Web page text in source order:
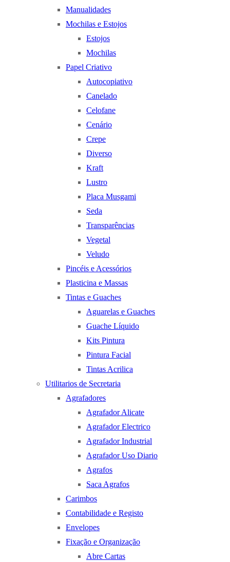
Manualidades
Mochilas e Estojos
Estojos
Mochilas
Papel Criativo
Autocopiativo
Canelado
Celofane
Cenário
Crepe
Diverso
Kraft
Lustro
Placa Musgami
Seda
Transparências
Vegetal
Veludo
Pincéis e Acessórios
Plasticina e Massas
Tintas e Guaches
Aguarelas e Guaches
Guache Líquido
Kits Pintura
Pintura Facial
Tintas Acrilica
Utilitarios de Secretaria
Agrafadores
Agrafador Alicate
Agrafador Electrico
Agrafador Industrial
Agrafador Uso Diario
Agrafos
Saca Agrafos
Carimbos
Contabilidade e Registo
Envelopes
Fixação e Organização
Abre Cartas